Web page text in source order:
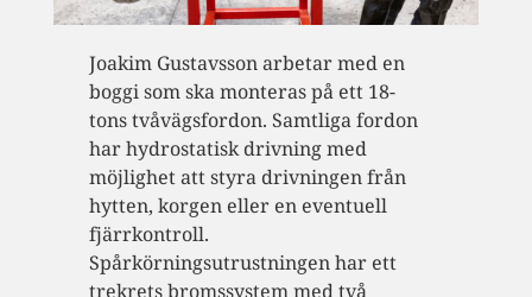
Joakim Gustavsson arbetar med en
boggi som ska monteras på ett 18-
tons tvåvägsfordon. Samtliga fordon
har hydrostatisk drivning med
möjlighet att styra drivningen från
hytten, korgen eller en eventuell
fjärrkontroll.
Spårkörningsutrustningen har ett
trekrets bromssystem med två